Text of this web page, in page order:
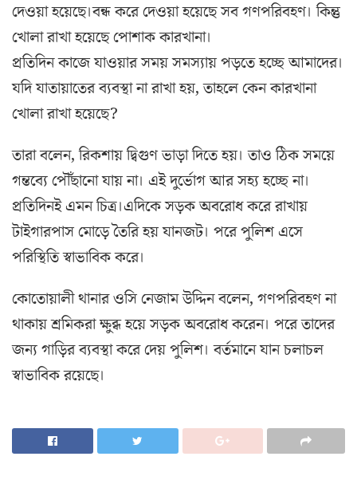
দেওয়া হয়েছে।বন্ধ করে দেওয়া হয়েছে সব গণপরিবহণ। কিন্তু
খোলা রাখা হয়েছে পোশাক কারখানা।
প্রতিদিন কাজে যাওয়ার সময় সমস্যায় পড়তে হচ্ছে আমাদের।
যদি যাতায়াতের ব্যবস্থা না রাখা হয়, তাহলে কেন কারখানা
খোলা রাখা হয়েছে?
তারা বলেন, রিকশায় দ্বিগুণ ভাড়া দিতে হয়। তাও ঠিক সময়ে
গন্তব্যে পৌঁছানো যায় না। এই দুর্ভোগ আর সহ্য হচ্ছে না।
প্রতিদিনই এমন চিত্র।এদিকে সড়ক অবরোধ করে রাখায়
টাইগারপাস মোড়ে তৈরি হয় যানজট। পরে পুলিশ এসে
পরিস্থিতি স্বাভাবিক করে।
কোতোয়ালী থানার ওসি নেজাম উদ্দিন বলেন, গণপরিবহণ না
থাকায় শ্রমিকরা ক্ষুব্ধ হয়ে সড়ক অবরোধ করেন। পরে তাদের
জন্য গাড়ির ব্যবস্থা করে দেয় পুলিশ। বর্তমানে যান চলাচল
স্বাভাবিক রয়েছে।